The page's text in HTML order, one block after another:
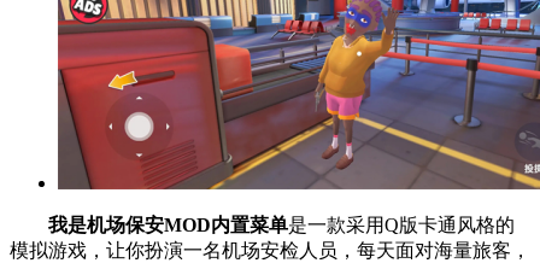
我是机场保安MOD内置菜单是一款采用Q版卡通风格的
模拟游戏，让你扮演一名机场安检人员，每天面对海量旅客，